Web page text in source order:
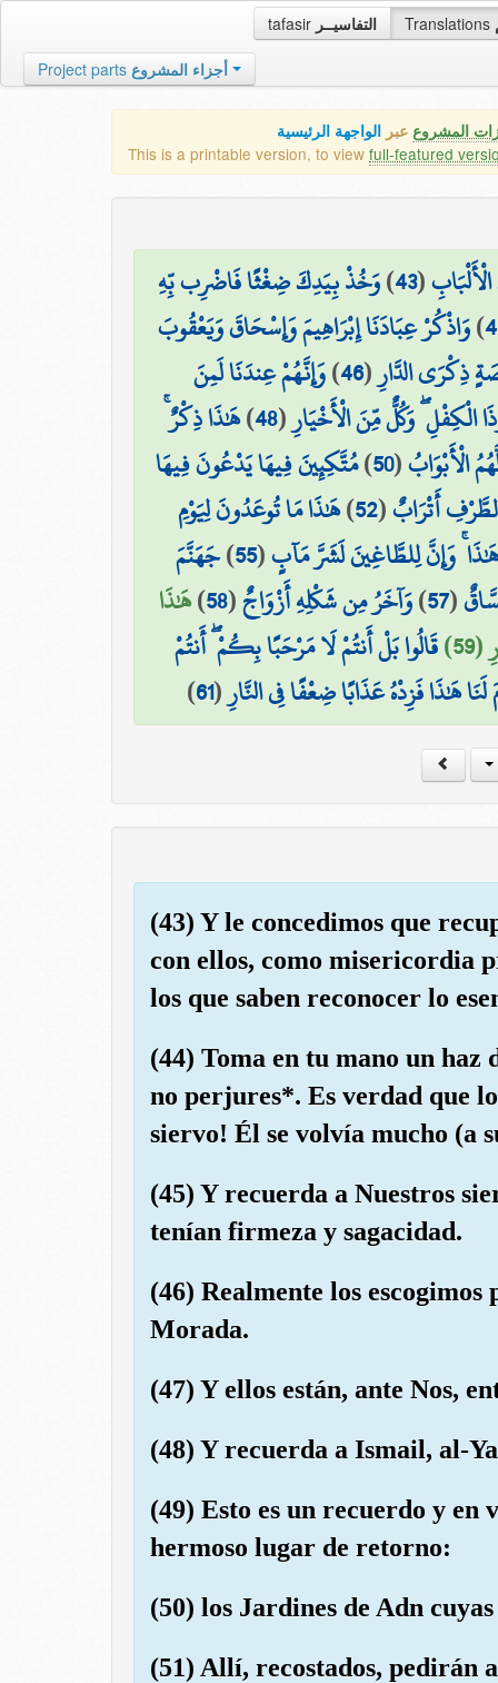
tafasir التفاسيــر Translations
Project parts أجزاء المشروع
المشروع عبر الواجهة الرئيسية
This is a printable version, to view full-featured
(
43
)وَخُذْ بِيَدِكَ ضِغْثًا فَاضْرِب بِّهِ
)وَاذْكُرْ عِبَادَنَا إِبْرَاهِيمَ وَإِسْحَاقَ وَيَعْقُوبَ
ذِكْرَى الدَّارِ(
46
)وَإِنَّهُمْ عِندَنَا لَمِنَ
الْكِفْلِ ۖ وَكُلٌّ مِّنَ الْأَخْيَارِ(
48
)هَٰذَا ذِكْرٌ ۚ
الْأَبْوَابُ(
50
)مُتَّكِئِينَ فِيهَا يَدْعُونَ فِيهَا
أَتْرَابٌ(
52
)هَٰذَا مَا تُوعَدُونَ لِيَوْمِ
هَٰذَا ۚ وَإِنَّ لِلطَّاغِينَ لَشَرَّ مَآبٍ(
55
)جَهَنَّمَ
(
57
)وَآخَرُ مِن شَكْلِهِ أَزْوَاجٌ(
58
)هَٰذَا
قَالُوا بَلْ أَنتُمْ لَا مَرْحَبًا بِكُمْ ۖ أَنتُمْ
لَنَا هَٰذَا فَزِدْهُ عَذَابًا ضِعْفًا فِي النَّارِ(
61
)
(43) Y le concedimos que
con ellos, como misericordia
los que saben reconocer lo
(44) Toma en tu mano un haz
no perjures*. Es verdad que
siervo! Él se volvía mucho (a
(45) Y recuerda a Nuestros
tenían firmeza y sagacidad.
(46) Realmente los
Morada.
(47) Y ellos están, ante Nos,
(48) Y recuerda a Ismail, al-
(49) Esto es un recuerdo y en
hermoso lugar de retorno:
(50) los Jardines de Adn
(51) Allí, recostados, pedirán